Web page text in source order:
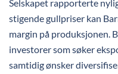
Selskapet rapporterte
stigende gullpriser kan
margin på produksjonen.
investorer som søker
samtidig ønsker